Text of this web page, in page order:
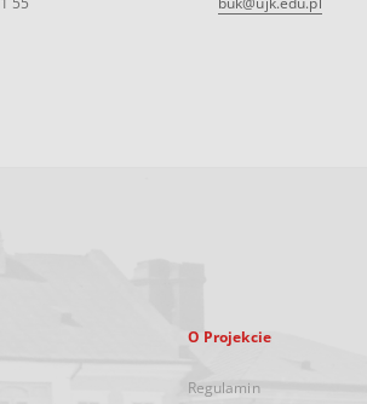
O Projekcie
Regulamin